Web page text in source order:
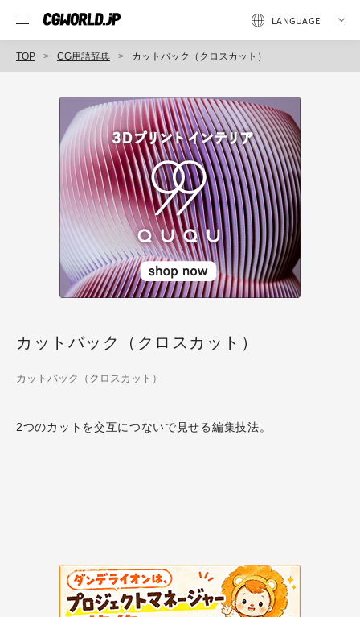
TOP CG用語辞典 カットバック（クロスカット）
カットバック（クロスカット）
カットバック（クロスカット）
2つのカットを交互につないで見せる編集技法。